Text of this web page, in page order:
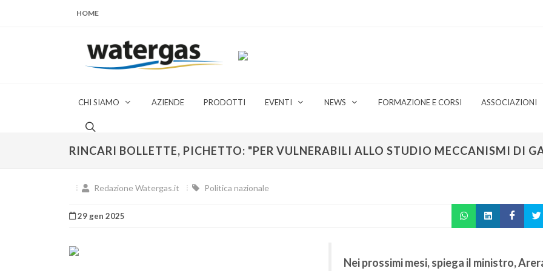
HOME
CHI SIAMO AZIENDE PRODOTTI EVENTI NEWS FORMAZIONE E CORSI ASSOCIAZIONI
RINCARI BOLLETTE, PICHETTO: "PER VULNERABILI ALLO STUDIO MECCANISMI DI
Redazione Watergas.it Politica nazionale
29 gen 2025
Nei prossimi mesi, spiega il ministro,